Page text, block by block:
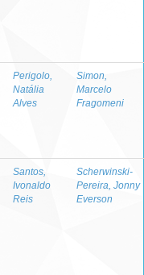
Perigolo,
Natália
Alves
Simon,
Marcelo
Fragomeni
Santos,
Ivonaldo
Reis
Scherwinski-
Pereira, Jonny
Everson